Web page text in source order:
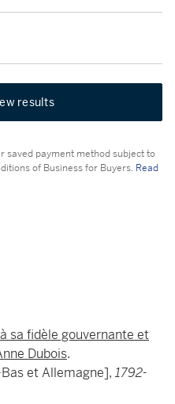
results
saved payment method subject to
of Business for Buyers. Read
sa fidèle gouvernante et
Dubois.
et Allemagne], 1792-